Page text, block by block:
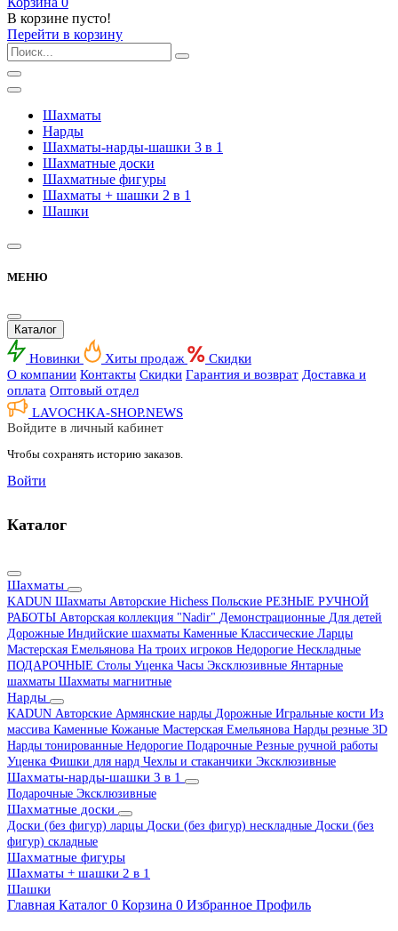
В корзине пусто!
Перейти в корзину
Шахматы
Нарды
Шахматы-нарды-шашки 3 в 1
Шахматные доски
Шахматные фигуры
Шахматы + шашки 2 в 1
Шашки
МЕНЮ
Каталог
Новинки Хиты продаж
Скидки
О компании Контакты Скидки Гарантия и возврат Доставка и
оплата Оптовый отдел
LAVOCHKA-SHOP.NEWS
Войдите в личный кабинет
Чтобы сохранять историю заказов.
Войти
Каталог
Шахматы
KADUN Шахматы Авторские Hichess Польские РЕЗНЫЕ РУЧНОЙ
РАБОТЫ Авторская коллекция "Nadir" Демонстрационные Для детей
Дорожные Индийские шахматы Каменные Классические Ларцы
Мастерская Емельянова На троих игроков Недорогие Нескладные
ПОДАРОЧНЫЕ Столы Уценка Часы Эксклюзивные Янтарные
шахматы Шахматы магнитные
Нарды
KADUN Авторские Армянские нарды Дорожные Игральные кости Из
массива Каменные Кожаные Мастерская Емельянова Нарды резные 3D
Нарды тонированные Недорогие Подарочные Резные ручной работы
Уценка Фишки для нард Чехлы и стаканчики Эксклюзивные
Шахматы-нарды-шашки 3 в 1
Подарочные Эксклюзивные
Шахматные доски
Доски (без фигур) ларцы Доски (без фигур) нескладные Доски (без
фигур) складные
Шахматные фигуры
Шахматы + шашки 2 в 1
Шашки
Главная Каталог 0 Корзина 0 Избранное Профиль